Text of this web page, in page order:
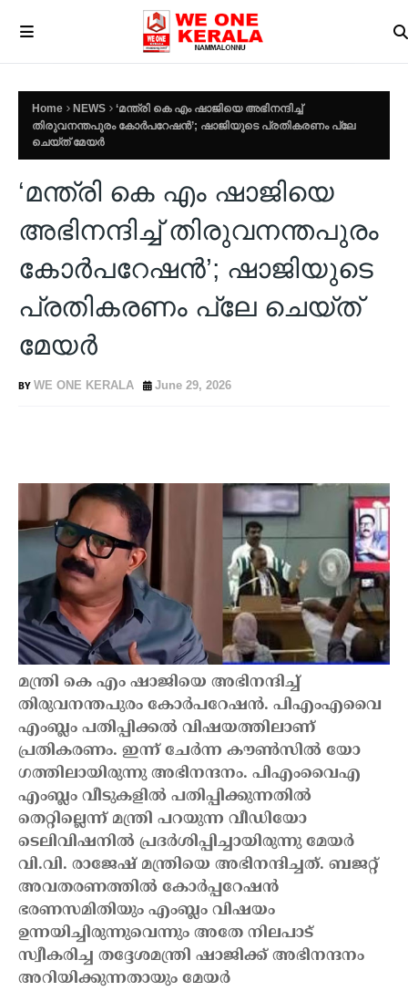
Home NEWS
‘മന്ത്രി കെ എം ഷാജിയെ അഭിനന്ദിച്ച്
തിരുവനന്തപുരം കോർപറേഷൻ’; ഷാജിയുടെ പ്രതികരണം പ്ലേ
ചെയ്ത് മേയർ
‘മന്ത്രി കെ എം ഷാജിയെ
അഭിനന്ദിച്ച് തിരുവനന്തപുരം
കോർപറേഷൻ’; ഷാജിയുടെ
പ്രതികരണം പ്ലേ ചെയ്ത്
മേയർ
WE ONE KERALA June 29, 2026
മന്ത്രി കെ എം ഷാജിയെ അഭിനന്ദിച്ച്
തിരുവനന്തപുരം കോർപറേഷൻ. പിഎംഎവൈ
എംബ്ലം പതിപ്പിക്കൽ വിഷയത്തിലാണ്
പ്രതികരണം. ഇന്ന് ചേർന്ന കൗൺസിൽ യോ​
ഗത്തിലായിരുന്നു അഭിനന്ദനം. പിഎംവൈഎ
എംബ്ലം വീടുകളിൽ പതിപ്പിക്കുന്നതിൽ
തെറ്റില്ലെന്ന് മന്ത്രി പറയുന്ന വീഡിയോ
ടെലിവിഷനിൽ പ്രദർശിപ്പിച്ചായിരുന്നു മേയർ
വി.വി. രാജേഷ് മന്ത്രിയെ അഭിനന്ദിച്ചത്. ബജറ്റ്
അവതരണത്തിൽ കോർപ്പറേഷൻ
ഭരണസമിതിയും എംബ്ലം വിഷയം
ഉന്നയിച്ചിരുന്നുവെന്നും അതേ നിലപാട്
സ്വീകരിച്ച തദ്ദേശമന്ത്രി ഷാജിക്ക് അഭിനന്ദനം
അറിയിക്കുന്നതായും മേയർ